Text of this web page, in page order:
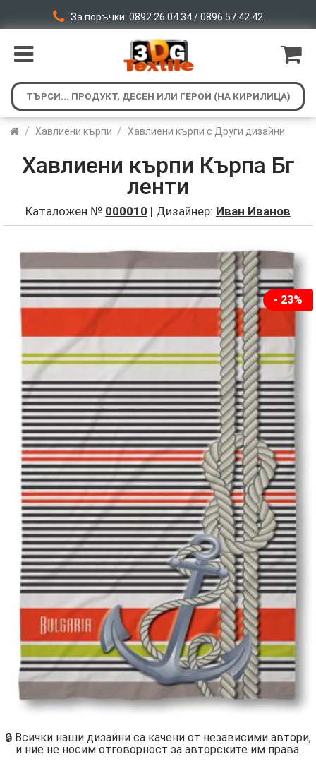
За поръчки: 0892 26 04 34 / 0896 57 42 42
/ Хавлиени кърпи / Хавлиени кърпи с Други дизайни
Хавлиени кърпи Кърпа Бг
ленти
Каталожен № 000010 | Дизайнер: Иван Иванов
- 23%
🔒 Всички наши дизайни са качени от независими автори,
и ние не носим отговорност за авторските им права.